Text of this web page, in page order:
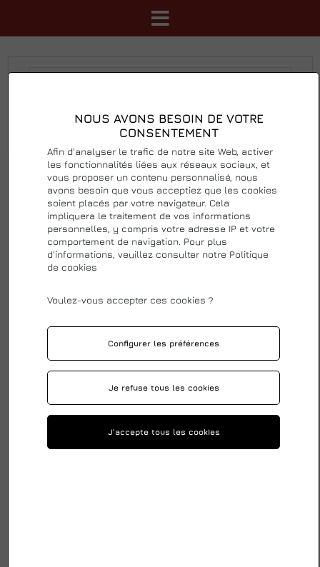
Rechercher Réinitialiser
Afficher 36
Trierle plus cher en premier
NOUS AVONS BESOIN DE VOTRE
CONSENTEMENT
Afin d'analyser le trafic de notre site Web, activer
les fonctionnalités liées aux réseaux sociaux, et
vous proposer un contenu personnalisé, nous
avons besoin que vous acceptiez que les cookies
soient placés par votre navigateur. Cela
impliquera le traitement de vos informations
personnelles, y compris votre adresse IP et votre
comportement de navigation. Pour plus
d'informations, veuillez consulter notre Politique
de cookies
Voulez-vous accepter ces cookies ?
Configurer les préférences
Je refuse tous les cookies
J'accepte tous les cookies